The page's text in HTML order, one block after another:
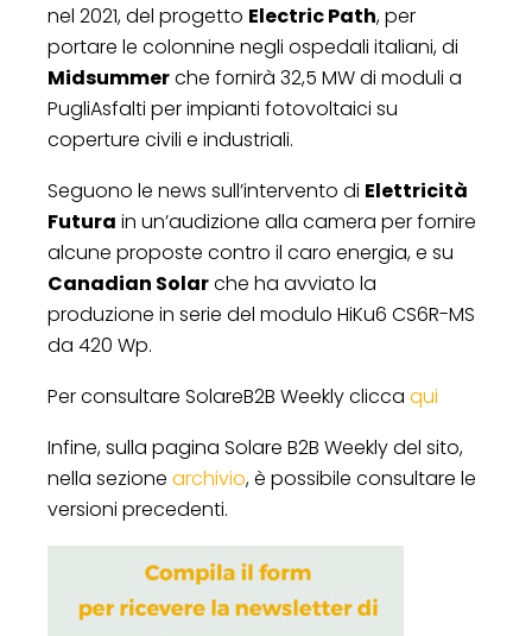
nel 2021, del progetto Electric Path, per
portare le colonnine negli ospedali italiani, di
Midsummerche fornirà 32,5 MW di moduli a
PugliAsfalti per impianti fotovoltaici su
coperture civili e industriali.
Seguono le news sull’intervento di Elettricità
Futura in un’audizione alla camera per fornire
alcune proposte contro il caro energia, e su
Canadian Solarche ha avviato la
produzione in serie del modulo HiKu6 CS6R-MS
da 420 Wp.
Per consultare SolareB2B Weekly clicca qui
Infine, sulla pagina Solare B2B Weekly del sito,
nella sezione archivio, è possibile consultare le
versioni precedenti.